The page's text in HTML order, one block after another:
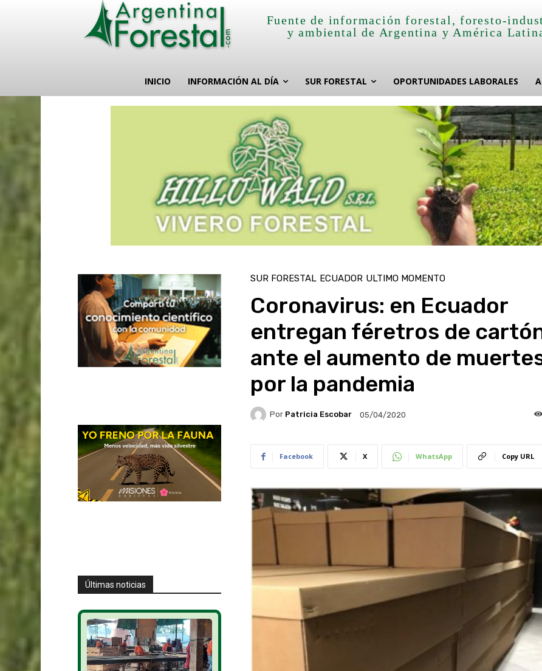
Fuente de información forestal, foresto-
y ambiental de Argentina y América
INICIO INFORMACIÓN AL DÍA SUR FORESTAL OPORTUNIDADES LABORALES
Últimas noticias
SUR FORESTAL ECUADOR ULTIMO MOMENTO
Coronavirus: en Ecuador
entregan féretros de
ante el aumento de
por la pandemia
Por Patricia Escobar 05/04/2020
Facebook X WhatsApp Copy URL